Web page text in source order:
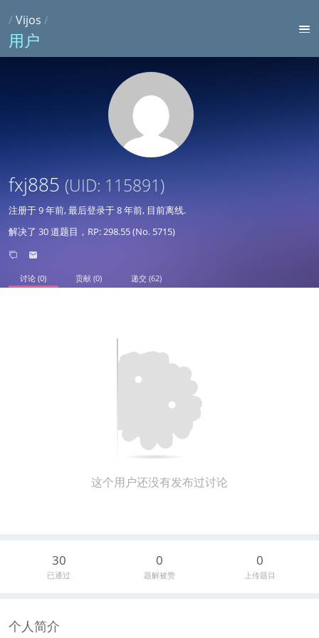
/Vijos /
用户
fxj885 (UID: 115891)
注册于9 年前, 最后登录于8 年前, 目前离线.
解决了 30 道题目，RP: 298.55 (No. 5715)
讨论 (0) 贡献 (0) 递交 (62)
这个用户还没有发布过讨论
30
已通过
0
题解被赞
0
上传题目
个人简介